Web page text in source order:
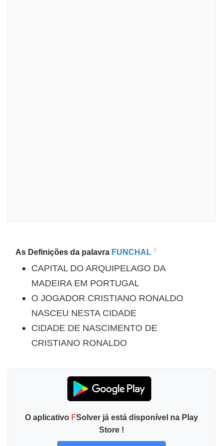
As Definições da palavra FUNCHAL 3
CAPITAL DO ARQUIPELAGO DA
MADEIRA EM PORTUGAL
O JOGADOR CRISTIANO RONALDO
NASCEU NESTA CIDADE
CIDADE DE NASCIMENTO DE
CRISTIANO RONALDO
O aplicativo FSolver já está disponível na Play
Store !